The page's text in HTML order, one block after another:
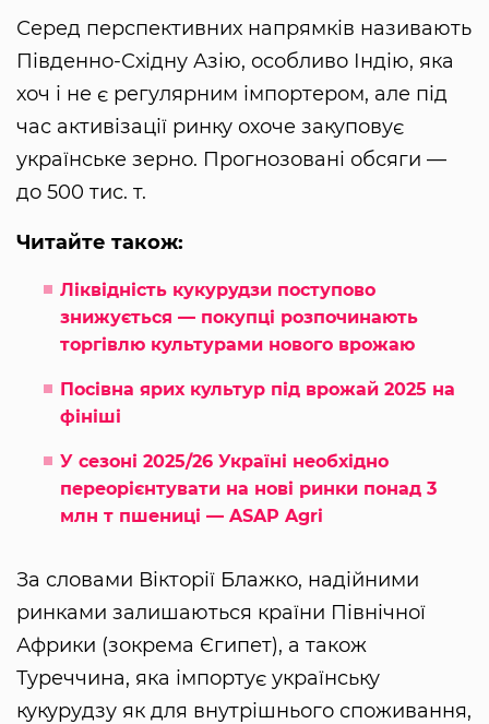
Серед перспективних напрямків називають
Південно-Східну Азію, особливо Індію, яка
хоч і не є регулярним імпортером, але під
час активізації ринку охоче закуповує
українське зерно. Прогнозовані обсяги —
до 500 тис. т.
Читайте також:
Ліквідність кукурудзи поступово
знижується — покупці розпочинають
торгівлю культурами нового врожаю
Посівна ярих культур під врожай 2025 на
фініші
У сезоні 2025/26 Україні необхідно
переорієнтувати на нові ринки понад 3
млн т пшениці — ASAP Agri
За словами Вікторії Блажко, надійними
ринками залишаються країни Північної
Африки (зокрема Єгипет), а також
Туреччина, яка імпортує українську
кукурудзу як для внутрішнього споживання,